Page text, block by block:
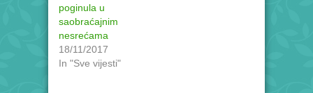
poginula u
saobraćajnim
nesrećama
18/11/2017
In "Sve vijesti"